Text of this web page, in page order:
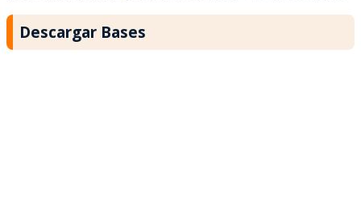
Descargar Bases